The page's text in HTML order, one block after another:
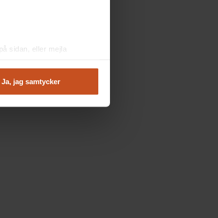
sidan, eller mejla
Ja, jag samtycker